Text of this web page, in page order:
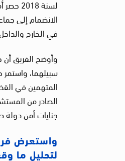
لسنة
الانضمام إلى
في الخارج
وأوضح الفريق
سبيلهما،
جنايات أمن دولة
واستعرض
لتحليل ما